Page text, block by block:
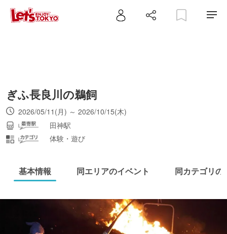
ぎふ長良川の鵜飼
2026/05/11(月) ～ 2026/10/15(木)
田神駅
体験・遊び
基本情報 同エリアのイベント 同カテゴリの